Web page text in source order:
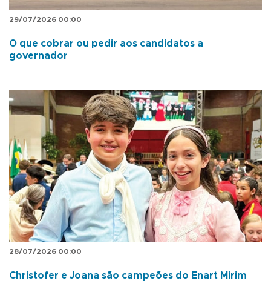
29/07/2026 00:00
O que cobrar ou pedir aos candidatos a
governador
28/07/2026 00:00
Christofer e Joana são campeões do Enart Mirim